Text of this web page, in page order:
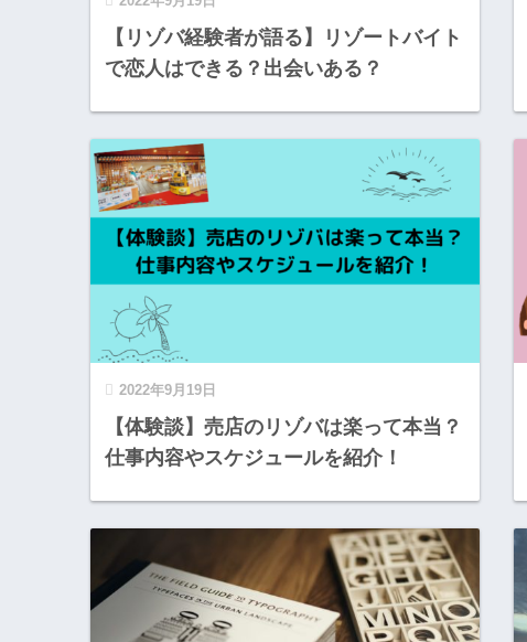
【リゾバ経験者が語る】リゾートバイト
で恋人はできる？出会いある？
2022年9月19日
【体験談】売店のリゾバは楽って本当？
仕事内容やスケジュールを紹介！